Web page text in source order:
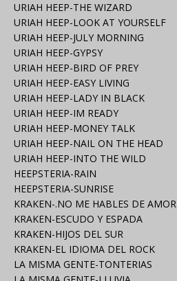
URIAH HEEP-THE WIZARD
URIAH HEEP-LOOK AT YOURSELF
URIAH HEEP-JULY MORNING
URIAH HEEP-GYPSY
URIAH HEEP-BIRD OF PREY
URIAH HEEP-EASY LIVING
URIAH HEEP-LADY IN BLACK
URIAH HEEP-IM READY
URIAH HEEP-MONEY TALK
URIAH HEEP-NAIL ON THE HEAD
URIAH HEEP-INTO THE WILD
HEEPSTERIA-RAIN
HEEPSTERIA-SUNRISE
KRAKEN-.NO ME HABLES DE AMOR
KRAKEN-ESCUDO Y ESPADA
KRAKEN-HIJOS DEL SUR
KRAKEN-EL IDIOMA DEL ROCK
LA MISMA GENTE-TONTERIAS